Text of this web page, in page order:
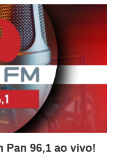
Pan 96,1 ao vivo!